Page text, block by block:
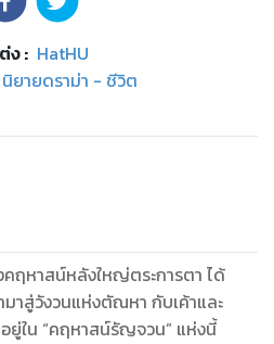
ง : HatHU
นิยายดราม่า - ชีวิต
มาสู่วังวนแห่งตัณหา กับเค้าและ
บรรดาผู้หญิงสามคนที่อาศัยอยู่ใน “คฤหาสน์รัญจวน” แห่งนี้